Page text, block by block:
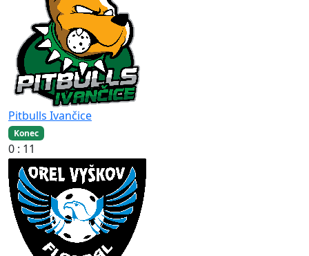
Pitbulls Ivančice
Konec
0 : 11